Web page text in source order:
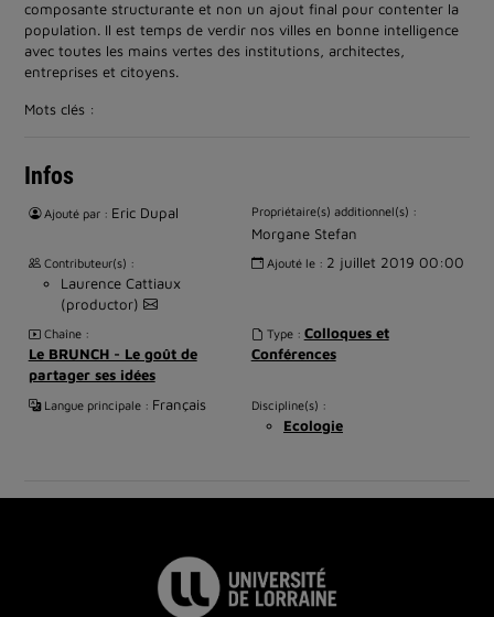
composante structurante et non un ajout final pour contenter la
population. Il est temps de verdir nos villes en bonne intelligence
avec toutes les mains vertes des institutions, architectes,
entreprises et citoyens.
Mots clés :
Infos
Ajouté par : Eric Dupal Propriétaire(s) additionnel(s) :
Morgane Stefan
Contributeur(s) :
Laurence Cattiaux
(productor)
Ajouté le : 2 juillet 2019 00:00
Chaîne :
Le BRUNCH - Le goût de
partager ses idées
Type : Colloques et
Conférences
Langue principale : Français Discipline(s) :
Ecologie